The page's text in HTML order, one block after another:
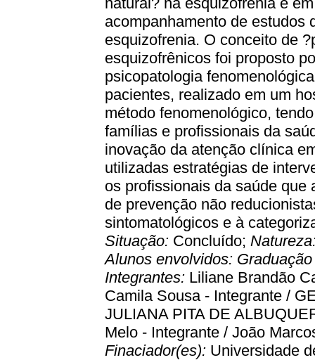
acompanhamento de estudos
esquizofrenia. O conceito de
esquizofrênicos foi proposto
psicopatologia
pacientes, realizado em um
método fenomenológico,
famílias e profissionais da
inovação da atenção clínica
utilizadas estratégias de
os profissionais da saúde que
de prevenção não
sintomatológicos e à
Situação: Concluído;
Alunos envolvidos:
Integrantes: Liliane Brandão
Camila Sousa - Integrante /
JULIANA PITA DE
Melo - Integrante / João
Finaciador(es): Universidade